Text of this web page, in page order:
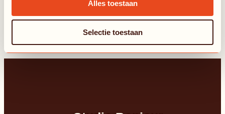
Alles toestaan
Selectie toestaan
Volgende
Hoe kies je een niche zonder potentiële klanten te verliezen